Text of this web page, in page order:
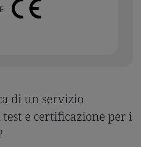
di un servizio
e certificazione per i